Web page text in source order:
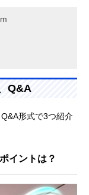
Q&A
形式で3つ紹介
イントは？